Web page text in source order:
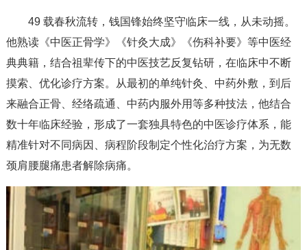
49 载春秋流转，钱国锋始终坚守临床一线，从未动摇。
他熟读《中医正骨学》《针灸大成》《伤科补要》等中医经
典典籍，结合祖辈传下的中医技艺反复钻研，在临床中不断
摸索、优化诊疗方案。从最初的单纯针灸、中药外敷，到后
来融合正骨、经络疏通、中药内服外用等多种技法，他结合
数十年临床经验，形成了一套独具特色的中医诊疗体系，能
精准针对不同病因、病程阶段制定个性化治疗方案，为无数
颈肩腰腿痛患者解除病痛。